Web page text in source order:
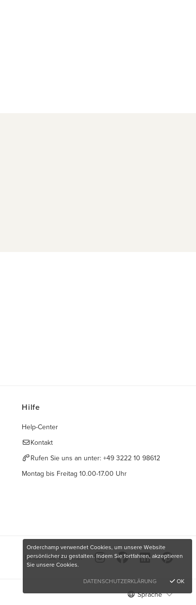
Hilfe
Help-Center
Kontakt
Rufen Sie uns an unter: +49 3222 10 98612
Montag bis Freitag 10.00-17.00 Uhr
Finden Sie uns hier
Sprache
Orderchamp verwendet Cookies, um unsere Website
persönlicher zu gestalten. Indem Sie fortfahren, akzeptieren
Sie unsere Cookies.
DATENSCHUTZERKLÄRUNG
OK